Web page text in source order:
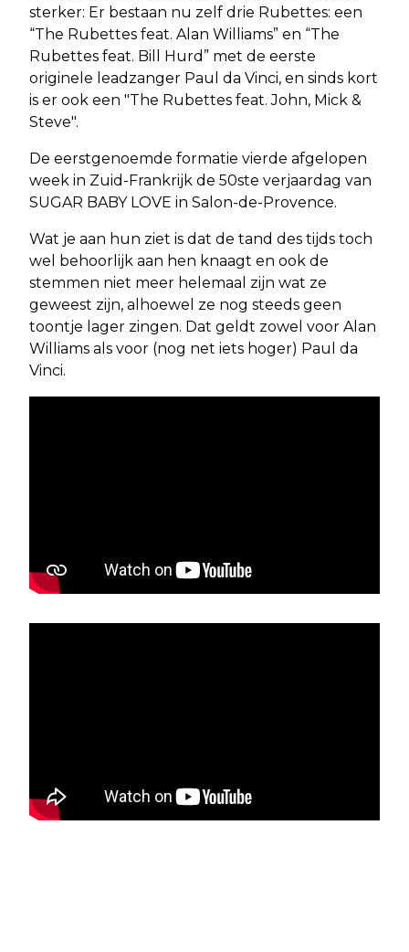
sterker: Er bestaan nu zelf drie Rubettes: een
“The Rubettes feat. Alan Williams” en “The
Rubettes feat. Bill Hurd” met de eerste
originele leadzanger Paul da Vinci, en sinds kort
is er ook een "The Rubettes feat. John, Mick &
Steve".
De eerstgenoemde formatie vierde afgelopen
week in Zuid-Frankrijk de 50ste verjaardag van
SUGAR BABY LOVE in Salon-de-Provence.
Wat je aan hun ziet is dat de tand des tijds toch
wel behoorlijk aan hen knaagt en ook de
stemmen niet meer helemaal zijn wat ze
geweest zijn, alhoewel ze nog steeds geen
toontje lager zingen. Dat geldt zowel voor Alan
Williams als voor (nog net iets hoger) Paul da
Vinci.